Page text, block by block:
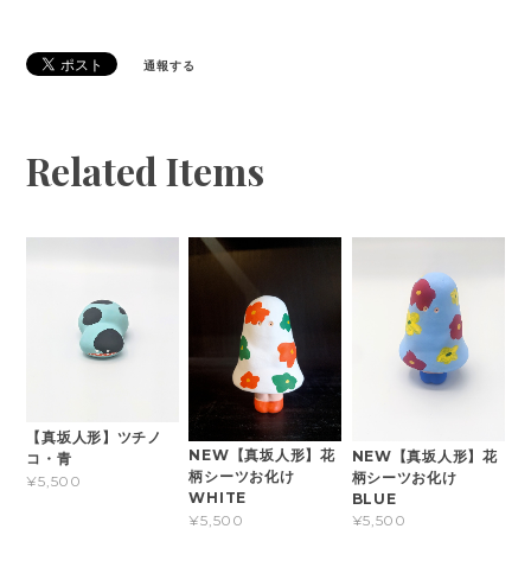
通報する
Related Items
【真坂人形】ツチノ
コ・青
¥5,500
NEW【真坂人形】花
柄シーツお化け
WHITE
¥5,500
NEW【真坂人形】花
柄シーツお化け
BLUE
¥5,500